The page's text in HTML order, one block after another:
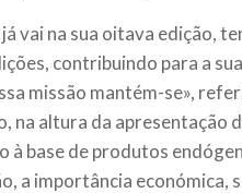
vai na sua oitava edição,
contribuindo para a
missão mantém-se»,
na altura da apresentação
à base de produtos
a importância económica,